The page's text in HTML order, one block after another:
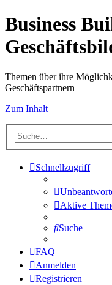
Business
Themen über ihre
Geschäftspartnern
Zum Inhalt
Schnellzugriff
Aktive
Suche
FAQ
Anmelden
Registrieren